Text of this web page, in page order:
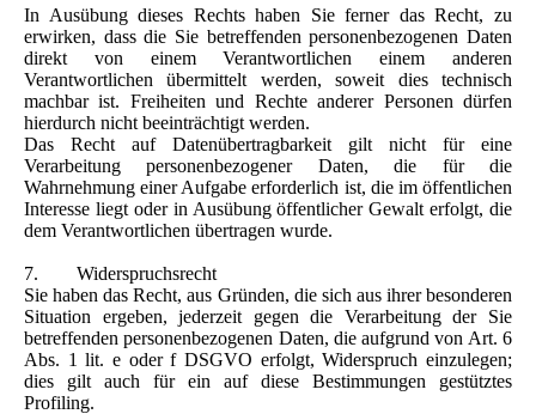
In Ausübung dieses Rechts haben Sie ferner das Recht, zu
erwirken, dass die Sie betreffenden personenbezogenen Daten
direkt von einem Verantwortlichen einem anderen
Verantwortlichen übermittelt werden, soweit dies technisch
machbar ist. Freiheiten und Rechte anderer Personen dürfen
hierdurch nicht beeinträchtigt werden.
Das Recht auf Datenübertragbarkeit gilt nicht für eine
Verarbeitung personenbezogener Daten, die für die
Wahrnehmung einer Aufgabe erforderlich ist, die im öffentlichen
Interesse liegt oder in Ausübung öffentlicher Gewalt erfolgt, die
dem Verantwortlichen übertragen wurde.
7. Widerspruchsrecht
Sie haben das Recht, aus Gründen, die sich aus ihrer besonderen
Situation ergeben, jederzeit gegen die Verarbeitung der Sie
betreffenden personenbezogenen Daten, die aufgrund von Art. 6
Abs. 1 lit. e oder f DSGVO erfolgt, Widerspruch einzulegen;
dies gilt auch für ein auf diese Bestimmungen gestütztes
Profiling.